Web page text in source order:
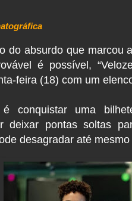
do absurdo que marcou
é possível,
feira (18) com um
conquistar uma
deixar pontas soltas
desagradar até mesmo